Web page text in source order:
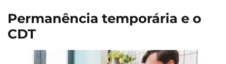
Permanência temporária e o
CDT